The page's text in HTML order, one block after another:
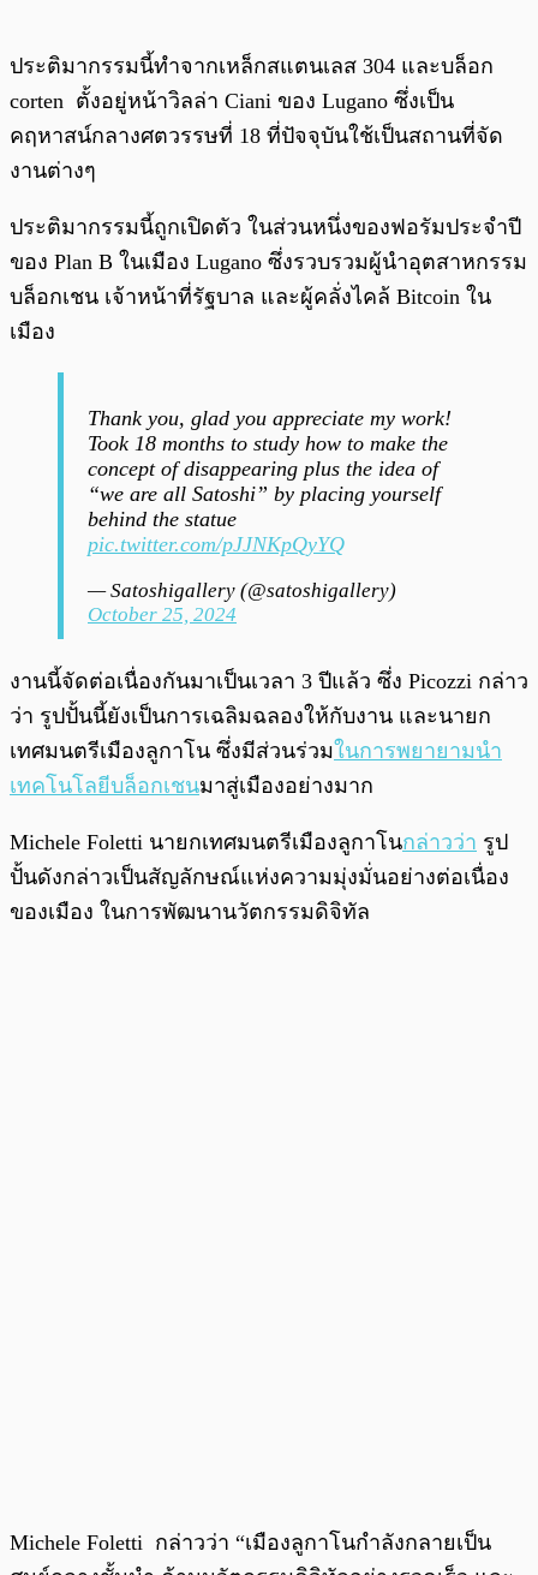
ประติมากรรมนี้ทำจากเหล็กสแตนเลส 304 และบล็อก
corten ตั้งอยู่หน้าวิลล่า Ciani ของ Lugano ซึ่งเป็น
คฤหาสน์กลางศตวรรษที่ 18 ที่ปัจจุบันใช้เป็นสถานที่จัด
งานต่างๆ
ประติมากรรมนี้ถูกเปิดตัว ในส่วนหนึ่งของฟอรัมประจำปี
ของ Plan B ในเมือง Lugano ซึ่งรวบรวมผู้นำอุตสาหกรรม
บล็อกเชน เจ้าหน้าที่รัฐบาล และผู้คลั่งไคล้ Bitcoin ใน
เมือง
Thank you, glad you appreciate my work!
Took 18 months to study how to make the
concept of disappearing plus the idea of
“we are all Satoshi” by placing yourself
behind the statue
pic.twitter.com/pJJNKpQyYQ
— Satoshigallery (@satoshigallery)
October 25, 2024
งานนี้จัดต่อเนื่องกันมาเป็นเวลา 3 ปีแล้ว ซึ่ง Picozzi กล่าว
ว่า รูปปั้นนี้ยังเป็นการเฉลิมฉลองให้กับงาน และนายก
เทศมนตรีเมืองลูกาโน ซึ่งมีส่วนร่วมในการพยายามนำ
เทคโนโลยีบล็อกเชนมาสู่เมืองอย่างมาก
Michele Foletti นายกเทศมนตรีเมืองลูกาโนกล่าวว่า รูป
ปั้นดังกล่าวเป็นสัญลักษณ์แห่งความมุ่งมั่นอย่างต่อเนื่อง
ของเมือง ในการพัฒนานวัตกรรมดิจิทัล
Michele Foletti กล่าวว่า “เมืองลูกาโนกำลังกลายเป็น